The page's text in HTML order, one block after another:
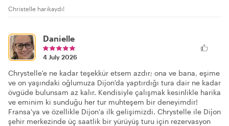
Christelle harikaydı!
Danielle
4 July 2026
Chrystelle'e ne kadar teşekkür etsem azdır; ona ve bana, eşime
ve on yaşındaki oğlumuza Dijon'da yaptırdığı tura dair ne kadar
övgüde bulunsam az kalır. Kendisiyle çalışmak kesinlikle harika
ve eminim ki sunduğu her tur muhteşem bir deneyimdir!
Fransa'ya ve özellikle Dijon'a ilk gelişimizdi. Chrystelle ile Dijon
şehir merkezinde üç saatlik bir yürüyüş turu için rezervasyon